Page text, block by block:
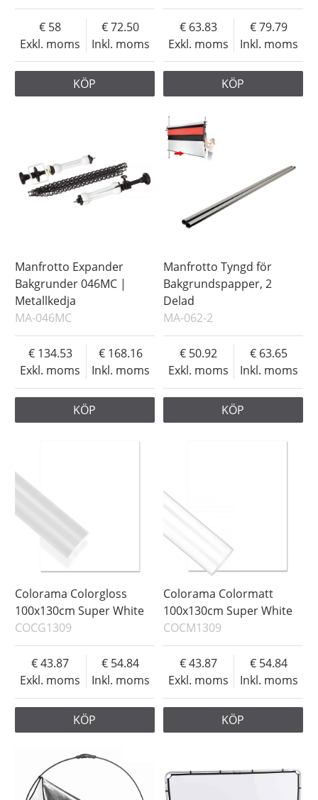
Exkl. moms
58
Inkl. moms
72.50
KÖP
Exkl. moms
63.83
Inkl. moms
79.79
KÖP
Manfrotto Expander
Bakgrunder 046MC |
Metallkedja
MA-046MC
Exkl. moms
134.53
Inkl. moms
168.16
KÖP
Manfrotto Tyngd för
Bakgrundspapper, 2
Delad
MA-062-2
Exkl. moms
50.92
Inkl. moms
63.65
KÖP
Colorama Colorgloss
100x130cm Super White
COCG1309
Exkl. moms
43.87
Inkl. moms
54.84
KÖP
Colorama Colormatt
100x130cm Super White
COCM1309
Exkl. moms
43.87
Inkl. moms
54.84
KÖP